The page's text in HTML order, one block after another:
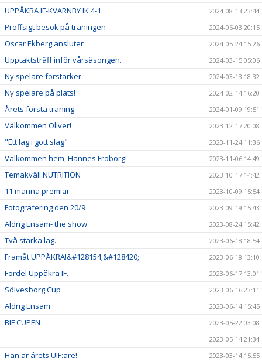
UPPÅKRA IF-KVARNBY IK 4-1 2024-08-13 23:44
Proffsigt besök på träningen 2024-06-03 20:15
Oscar Ekberg ansluter 2024-05-24 15:26
Upptaktsträff inför vårsäsongen. 2024-03-15 05:06
Ny spelare förstärker 2024-03-13 18:32
Ny spelare på plats! 2024-02-14 16:20
Årets första träning 2024-01-09 19:51
Välkommen Oliver! 2023-12-17 20:08
"Ett lag i gott slag" 2023-11-24 11:36
Välkommen hem, Hannes Fröborg! 2023-11-06 14:49
Temakväll NUTRITION 2023-10-17 14:42
11 manna premiär 2023-10-09 15:54
Fotografering den 20/9 2023-09-19 15:43
Aldrig Ensam- the show 2023-08-24 15:42
Två starka lag. 2023-06-18 18:54
Framåt UPPÅKRA!&#128154;&#128420; 2023-06-18 13:10
Fördel Uppåkra IF. 2023-06-17 13:01
Sölvesborg Cup 2023-06-16 23:11
Aldrig Ensam 2023-06-14 15:45
BIF CUPEN
2023-05-22 03:08
2023-05-14 21:34
Han är årets UIF:are! 2023-03-14 15:55